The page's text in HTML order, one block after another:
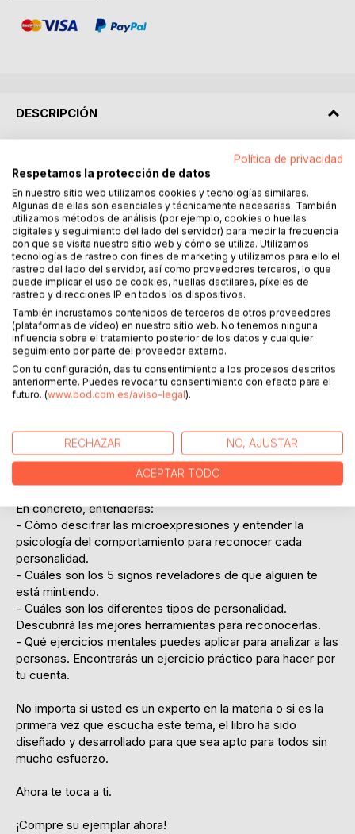
DESCRIPCIÓN
¿Se encuentra a menudo frente a personas que no sabe si
dicen la verdad? ¿Le gustaría tener la capacidad de captar
todas las señales del cuerpo, incluso las más sutiles, para
saber si su interlocutor le está mintiendo?
Seguramente has experimentado al menos una vez en tu
vida ser apuñalado por la espalda por alguien que creías
conocer a ciegas...
¿Cuánta rabia, resentimiento y decepción sentiste en ese
momento? Mucho, ¿verdad?
Desgraciadamente no se puede hacer nada, el 78% de las
personas mienten por naturaleza, lo único que hay que
hacer es aprender a entender quién te miente para que no
técnicas que utilizan los servicios secretos en los
interrogatorios para analizar a cualquier persona, leer su
mente y comprender si miente o no.
En concreto, entenderás:
- Cómo descifrar las microexpresiones y entender la
psicología del comportamiento para reconocer cada
personalidad.
- Cuáles son los 5 signos reveladores de que alguien te
está mintiendo.
- Cuáles son los diferentes tipos de personalidad.
Descubrirá las mejores herramientas para reconocerlas.
- Qué ejercicios mentales puedes aplicar para analizar a las
personas. Encontrarás un ejercicio práctico para hacer por
tu cuenta.
No importa si usted es un experto en la materia o si es la
primera vez que escucha este tema, el libro ha sido
diseñado y desarrollado para que sea apto para todos sin
mucho esfuerzo.
Ahora te toca a ti.
¡Compre su ejemplar ahora!
Política de privacidad
Respetamos la protección de datos
En nuestro sitio web utilizamos cookies y tecnologías similares.
Algunas de ellas son esenciales y técnicamente necesarias. También
utilizamos métodos de análisis (por ejemplo, cookies o huellas
digitales y seguimiento del lado del servidor) para medir la frecuencia
con que se visita nuestro sitio web y cómo se utiliza. Utilizamos
tecnologías de rastreo con fines de marketing y utilizamos para ello el
rastreo del lado del servidor, así como proveedores terceros, lo que
puede implicar el uso de cookies, huellas dactilares, píxeles de
rastreo y direcciones IP en todos los dispositivos.
También incrustamos contenidos de terceros de otros proveedores
(plataformas de vídeo) en nuestro sitio web. No tenemos ninguna
influencia sobre el tratamiento posterior de los datos y cualquier
seguimiento por parte del proveedor externo.
Con tu configuración, das tu consentimiento a los procesos descritos
anteriormente. Puedes revocar tu consentimiento con efecto para el
futuro. (www.bod.com.es/aviso-legal).
RECHAZAR NO, AJUSTAR
ACEPTAR TODO